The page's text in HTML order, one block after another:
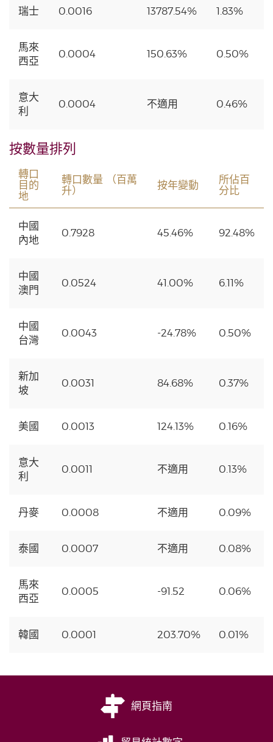
瑞士 0.0016 13787.54% 1.83%
馬來
西亞
0.0004 150.63% 0.50%
意大
利
0.0004 不適用 0.46%
按數量排列
轉口
目的
地
轉口數量 （百萬
升）
按年變動
所佔百
分比
中國
內地
0.7928 45.46% 92.48%
中國
澳門
0.0524 41.00% 6.11%
中國
台灣
0.0043 -24.78% 0.50%
新加
坡
0.0031 84.68% 0.37%
美國 0.0013 124.13% 0.16%
意大
利
0.0011 不適用 0.13%
丹麥 0.0008 不適用 0.09%
泰國 0.0007 不適用 0.08%
馬來
西亞
0.0005 -91.52 0.06%
韓國 0.0001 203.70% 0.01%
網頁指南